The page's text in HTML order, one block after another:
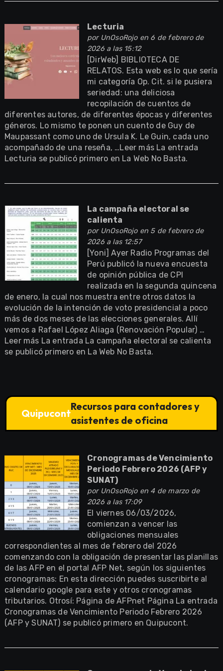
Lecturia
por UnOsoRojoen 6 de febrero de
2026 a las 15:12
[DirWeb] BIBLIOTECA DE
RELATOS. Esta web es lo que sería
mi categoría Op. Cit. si le pusiera
seriedad: una deliciosa
recopilación de cuentos de
diferentes autores, de diferentes épocas y diferentes
géneros. Lo mismo te ponen un cuento de Guy de
Maupassant como uno de Ursula K. Le Guin, cada uno
acompañado de una reseña, …Leer más La entrada
Lecturia se publicó primero en La Web No Basta.
La campaña electoral se
calienta
por UnOsoRojoen 5 de febrero de
2026 a las 12:57
[Yoni] Ayer Radio Programas del
Perú publicó la nueva encuesta
de opinión pública de CPI
realizada en la segunda quincena
de enero, la cual nos muestra entre otros datos la
evolución de la intención de voto presidencial a poco
más de dos meses de las elecciones generales. Allí
vemos a Rafael López Aliaga (Renovación Popular) …
Leer más La entrada La campaña electoral se calienta
se publicó primero en La Web No Basta.
Quipucont
Recursos para contadores y
asistentes de oficina
Cronogramas de Vencimiento
Periodo Febrero 2026 (AFP y
SUNAT)
por UnOsoRojoen 4 de marzo de
2026 a las 17:09
El viernes 06/03/2026,
comienzan a vencer las
obligaciones mensuales
correspondientes al mes de febrero del 2026
comenzando con la obligación de presentar las planillas
de las AFP en el portal AFP Net, según los siguientes
cronogramas: En esta dirección puedes suscribirte al
calendario google para este y otros cronogramas
tributarios. Otrosí: Página de AFPnet Página La entrada
Cronogramas de Vencimiento Periodo Febrero 2026
(AFP y SUNAT) se publicó primero en Quipucont.